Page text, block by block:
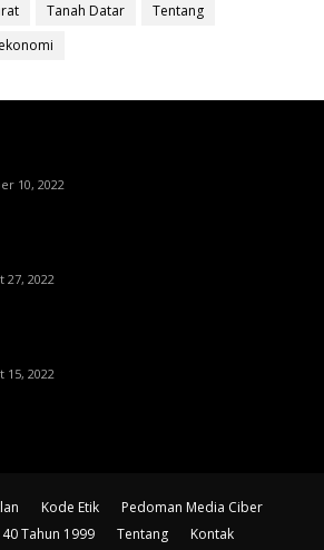
Tanah Datar
Tentang
ekonomi
10, 2022
27, 2022
15, 2022
Kode Etik
Pedoman Media Ciber
Tahun 1999
Tentang Kontak